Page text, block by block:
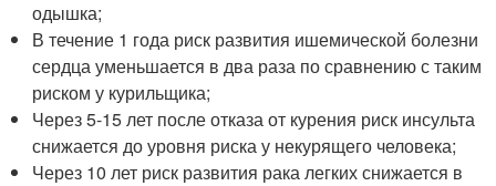
одышка;
В течение 1 года риск развития ишемической болезни
сердца уменьшается в два раза по сравнению с таким
риском у курильщика;
Через 5-15 лет после отказа от курения риск инсульта
снижается до уровня риска у некурящего человека;
Через 10 лет риск развития рака легких снижается в